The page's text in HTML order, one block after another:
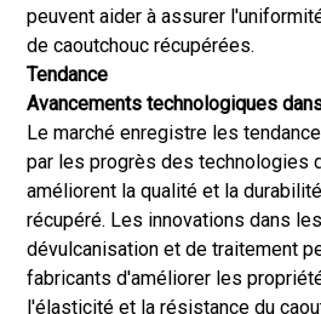
peuvent aider à assurer
de caoutchouc récupérées.
Tendance
Avancements technologiques
Le marché enregistre les
par les progrès des technologies
améliorent la qualité et la
récupéré. Les innovations dans
dévulcanisation et de traitement
fabricants d'améliorer les
l'élasticité et la résistance du